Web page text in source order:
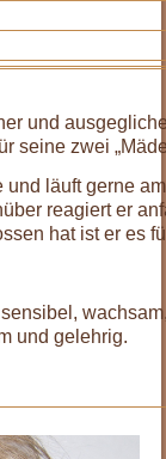
und
seine zwei
läuft gerne
reagiert er
hat ist er es
und gelehrig.